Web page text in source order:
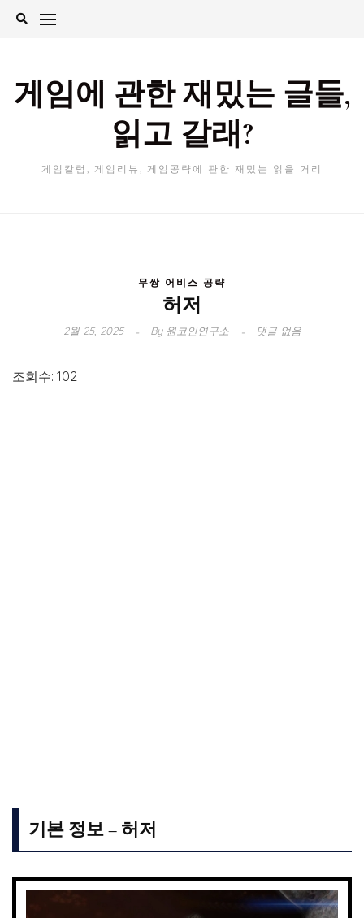
Skip
게임에 관한 재밌는 글들,
읽고 갈래?
게임칼럼, 게임리뷰, 게임공략에 관한 재밌는 읽을 거리
무쌍 어비스 공략
허저
2월 25, 2025 By원코인연구소 댓글 없음
조회수: 102
기본 정보 – 허저